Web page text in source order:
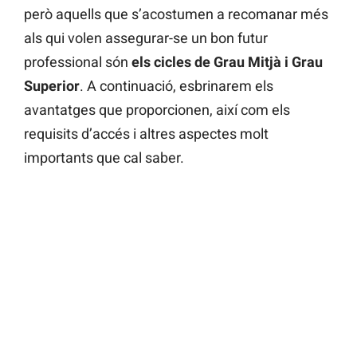
però aquells que s’acostumen a recomanar més
als qui volen assegurar-se un bon futur
professional són els cicles de Grau Mitjà i Grau
Superior. A continuació, esbrinarem els
avantatges que proporcionen, així com els
requisits d’accés i altres aspectes molt
importants que cal saber.